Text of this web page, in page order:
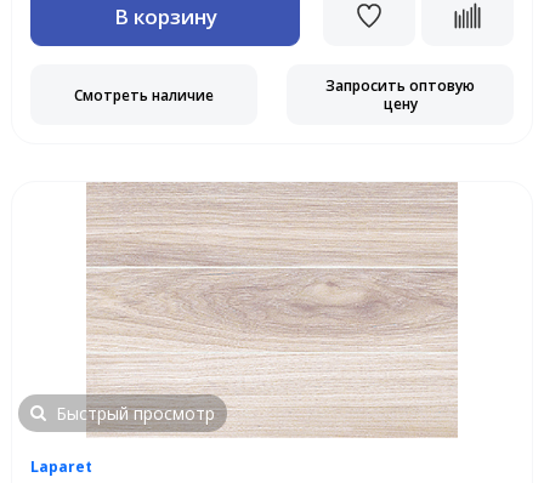
В корзину
Смотреть наличие
Запросить оптовую
цену
Быстрый просмотр
Laparet